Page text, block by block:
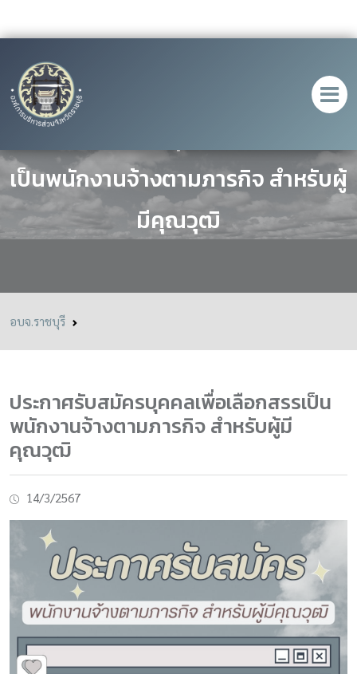
ประกาศรับสมัครบุคคลเพื่อเลือกสรร
เป็นพนักงานจ้างตามภารกิจ สำหรับผู้
มีคุณวุฒิ
อบจ.ราชบุรี
ประกาศรับสมัครบุคคลเพื่อเลือกสรรเป็น
พนักงานจ้างตามภารกิจ สำหรับผู้มี
คุณวุฒิ
14/3/2567